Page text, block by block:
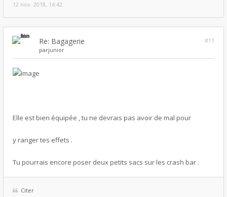
12 nov. 2018, 14:42
Re: Bagagerie
#11
parjunior
Elle est bien équipée , tu ne devrais pas avoir de mal pour
y ranger tes effets .
Tu pourrais encore poser deux petits sacs sur les crash bar .
Citer